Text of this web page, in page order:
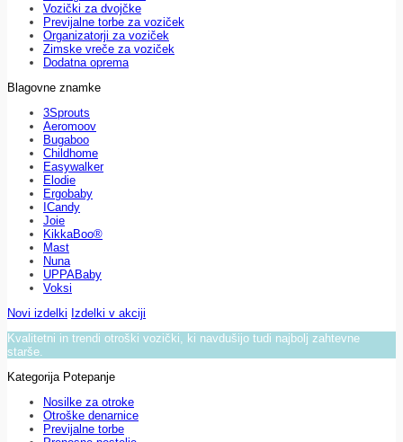
Vozički za dvojčke
Previjalne torbe za voziček
Organizatorji za voziček
Zimske vreče za voziček
Dodatna oprema
Blagovne znamke
3Sprouts
Aeromoov
Bugaboo
Childhome
Easywalker
Elodie
Ergobaby
ICandy
Joie
KikkaBoo®
Mast
Nuna
UPPABaby
Voksi
Novi izdelki Izdelki v akciji
Kvalitetni in trendi otroški vozički, ki navdušijo tudi najbolj zahtevne
starše.
Kategorija Potepanje
Nosilke za otroke
Otroške denarnice
Previjalne torbe